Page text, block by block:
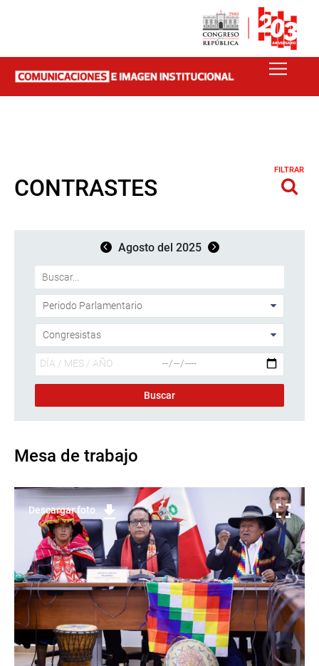
CONTRASTES
FILTRAR
Agosto del 2025
Mesa de trabajo
Descargar foto